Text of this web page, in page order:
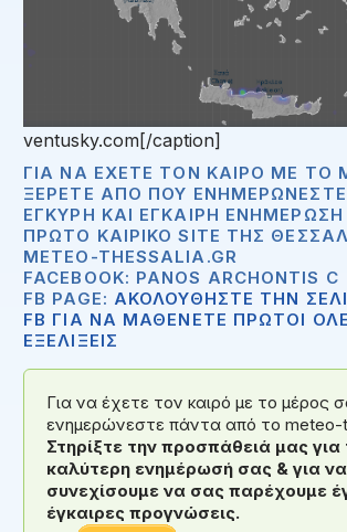
ventusky.com[/caption]
ΓΙΑ ΝΑ ΈΧΕΤΕ ΤΟΝ ΚΑΙΡΌ ΜΕ ΤΟ
ΞΈΡΕΤΕ ΑΠΟ ΠΟΥ
ΈΓΚΥΡΗ ΚΑΙ ΈΓΚΑΙΡΗ
ΠΡΏΤΟ ΚΑΙΡΙΚΌ SITE ΤΗΣ
METEO-THESSALIA.GR
FACEBOOK: PANOS ARCHONTIS C
FB PAGE: ΑΚΟΛΟΥΘΗΣΤΕ ΤΗΝ
FB ΓΙΑ ΝΑ ΜΑΘΕΝΕΤΕ ΠΡΩΤΟΙ
ΕΞΕΛΙΞΕΙΣ
Για να έχετε τον καιρό με το μέρος
ενημερώνεστε πάντα από το meteo-
Στηρίξτε την προσπάθειά μας για
καλύτερη ενημέρωσή σας & για να
συνεχίσουμε να σας παρέχουμε
έγκαιρες προγνώσεις.